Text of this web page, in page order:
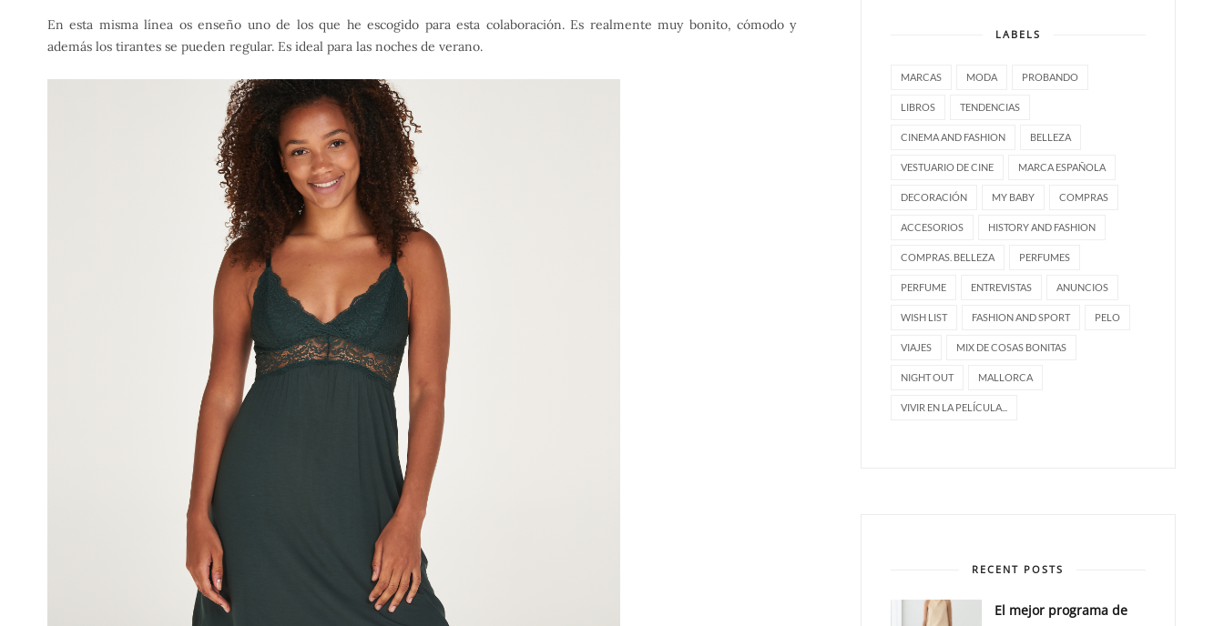
En esta misma línea os enseño uno de los que he escogido para esta colaboración. Es realmente muy bonito, cómodo y
además los tirantes se pueden regular. Es ideal para las noches de verano.
LABELS
MARCAS MODA PROBANDO
LIBROS TENDENCIAS
CINEMA AND FASHION BELLEZA
VESTUARIO DE CINE MARCA ESPAÑOLA
DECORACIÓN MY BABY COMPRAS
ACCESORIOS HISTORY AND FASHION
COMPRAS. BELLEZA PERFUMES
PERFUME ENTREVISTAS ANUNCIOS
WISH LIST FASHION AND SPORT PELO
VIAJES MIX DE COSAS BONITAS
NIGHT OUT MALLORCA
VIVIR EN LA PELÍCULA...
RECENT POSTS
El mejor programa de